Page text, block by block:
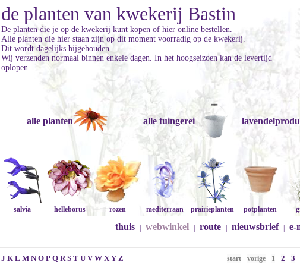
de planten van kwekerij Bastin
De planten die je op de kwekerij kunt kopen of hier online bestellen.
Alle planten die hier staan zijn op dit moment voorradig op de kwekerij.
Dit wordt dagelijks bijgehouden.
Wij verzenden normaal binnen enkele dagen. In het hoogseizoen kan de levertijd
oplopen.
alle planten alle tuingerei
salvia helleborus rozen mediterraan prairieplanten potplanten
thuis webwinkel route nieuwsbrief e-
J K L M N O P Q R S T U V W X Y Z start vorige 1 2 3